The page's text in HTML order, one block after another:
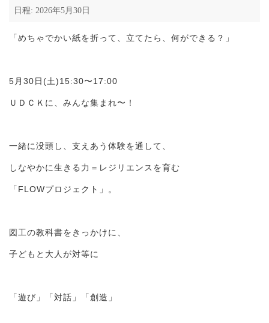
日程: 2026年5月30日
「めちゃでかい紙を折って、立てたら、何ができる？」
5月30日(土)15:30〜17:00
ＵＤＣＫに、みんな集まれ〜！
一緒に没頭し、支えあう体験を通して、
しなやかに生きる力＝レジリエンスを育む
「FLOWプロジェクト」。
図工の教科書をきっかけに、
子どもと大人が対等に
「遊び」「対話」「創造」